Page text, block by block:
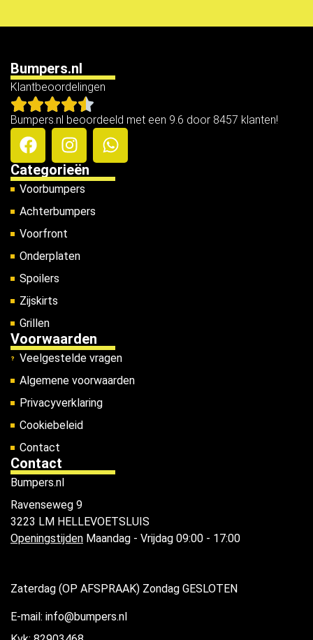
Bumpers.nl
Klantbeoordelingen
Bumpers.nl beoordeeld met een 9.6 door 8457 klanten!
Categorieën
Voorbumpers
Achterbumpers
Voorfront
Onderplaten
Spoilers
Zijskirts
Grillen
Voorwaarden
Veelgestelde vragen
Algemene voorwaarden
Privacyverklaring
Cookiebeleid
Contact
Contact
Bumpers.nl
Ravenseweg 9
3223 LM HELLEVOETSLUIS
Openingstijden Maandag - Vrijdag 09:00 - 17:00
Zaterdag (OP AFSPRAAK) Zondag GESLOTEN
E-mail: info@bumpers.nl